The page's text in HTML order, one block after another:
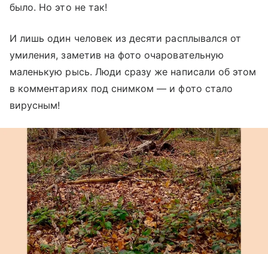
было. Но это не так!
И лишь один человек из десяти расплывался от
умиления, заметив на фото очаровательную
маленькую рысь. Люди сразу же написали об этом
в комментариях под снимком — и фото стало
вирусным!